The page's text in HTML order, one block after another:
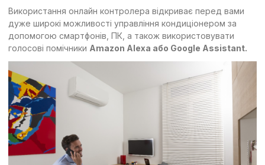
Використання онлайн контролера відкриває перед вами
дуже широкі можливості управління кондиціонером за
допомогою смартфонів, ПК, а також використовувати
голосові помічники Amazon Alexa або Google Assistant.